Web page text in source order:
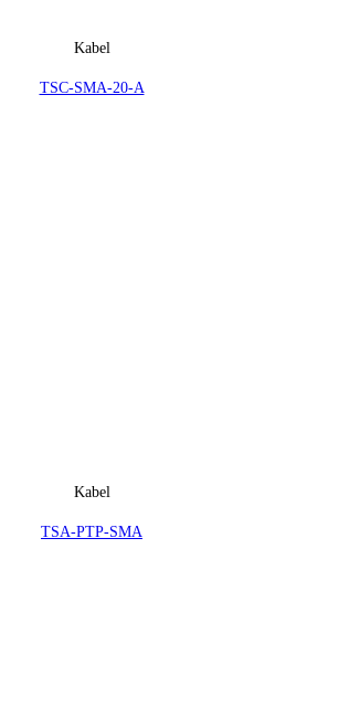
Kabel
TSC-SMA-20-A
Kabel
TSA-PTP-SMA